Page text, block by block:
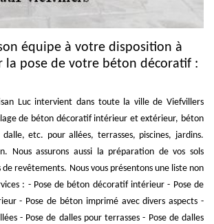
équipe à votre disposition à
la pose de votre béton décoratif :
Luc intervient dans toute la ville de Viefvillers
de béton décoratif intérieur et extérieur, béton
etc. pour allées, terrasses, piscines, jardins.
Nous assurons aussi la préparation de vos sols
revêtements. Nous vous présentons une liste non
: - Pose de béton décoratif intérieur - Pose de
- Pose de béton imprimé avec divers aspects -
- Pose de dalles pour terrasses - Pose de dalles